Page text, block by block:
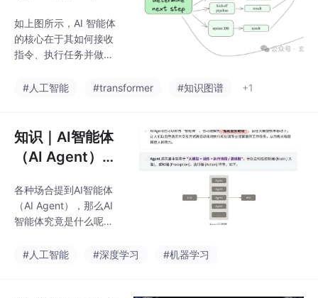
如上图所示，AI 智能体
的核心在于其如何接收
指令、执行任务并做出
成部分：
#人工智能 #transformer #知识图谱 +1
知识｜AI智能体
（AI Agent）从
各种场合提到AI智能体
（AI Agent），那么AI
智能体究竟是什么呢？
读，给大家做参考。
#人工智能 #深度学习 #机器学习